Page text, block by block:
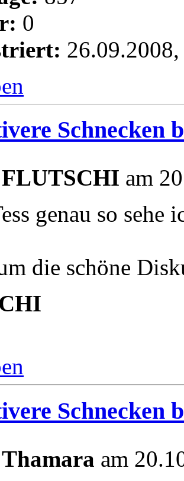
0
Schnecken
FLUTSCHI am
genau so sehe
die schöne
Schnecken
Thamara am